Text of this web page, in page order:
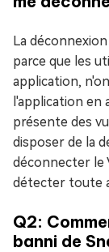
La
parce que les
application,
l'application en
présente des
disposer de la
déconnecter le
détecter toute
Q2:
banni de